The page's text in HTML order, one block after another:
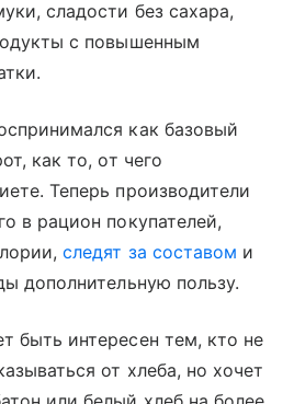
сладости без сахара,
с повышенным
как базовый
как то, от чего
Теперь производители
в рацион покупателей,
следят за составом и
дополнительную пользу.
быть интересен тем, кто не
от хлеба, но хочет